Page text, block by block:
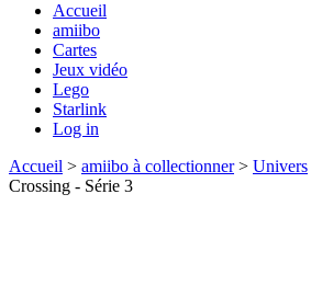
Accueil
amiibo
Cartes
Jeux vidéo
Lego
Starlink
Log in
Accueil > amiibo à collectionner> Univers
Crossing - Série 3